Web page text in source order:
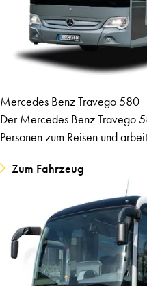
Mercedes Benz Travego 580
Der Mercedes Benz Travego
Personen zum Reisen und
Zum Fahrzeug